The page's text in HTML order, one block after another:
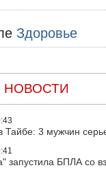
Здоровье
НОВОСТИ
Тайбе: 3 мужчин
запустила БПЛА со